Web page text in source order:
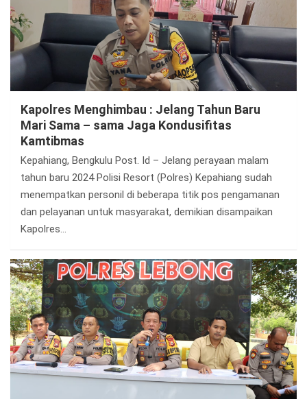
Kapolres Menghimbau : Jelang Tahun Baru
Mari Sama – sama Jaga Kondusifitas
Kamtibmas
Kepahiang, Bengkulu Post. Id – Jelang perayaan malam
tahun baru 2024 Polisi Resort (Polres) Kepahiang sudah
menempatkan personil di beberapa titik pos pengamanan
dan pelayanan untuk masyarakat, demikian disampaikan
Kapolres…